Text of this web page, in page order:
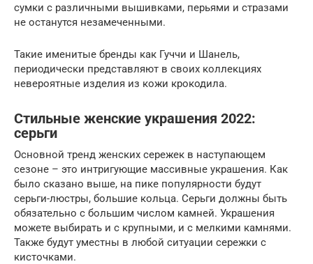
сумки с различными вышивками, перьями и стразами
не останутся незамеченными.
Такие именитые бренды как Гуччи и Шанель,
периодически представляют в своих коллекциях
невероятные изделия из кожи крокодила.
Стильные женские украшения 2022:
серьги
Основной тренд женских сережек в наступающем
сезоне – это интригующие массивные украшения. Как
было сказано выше, на пике популярности будут
серьги-люстры, большие кольца. Серьги должны быть
обязательно с большим числом камней. Украшения
можете выбирать и с крупными, и с мелкими камнями.
Также будут уместны в любой ситуации сережки с
кисточками.